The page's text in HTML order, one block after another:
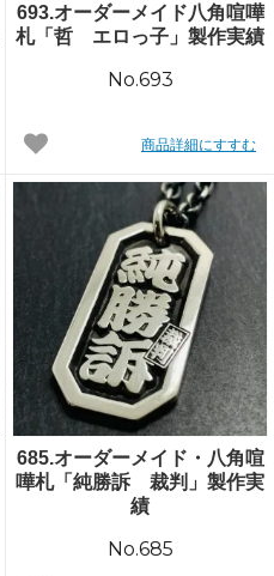
693.オーダーメイド八角喧嘩
札「哲 エロっ子」製作実績
No.693
商品詳細にすすむ
685.オーダーメイド・八角喧
嘩札「純勝訴 裁判」製作実
績
No.685